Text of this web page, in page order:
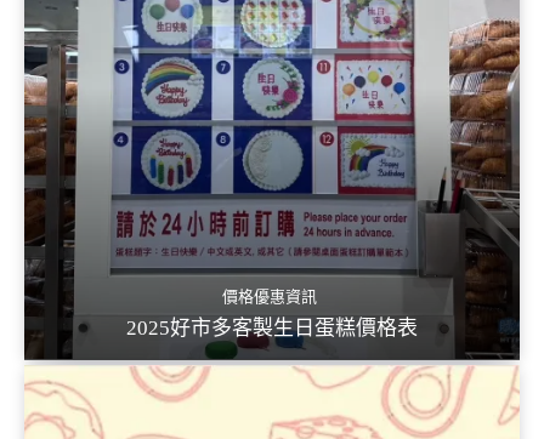
價格優惠資訊
2025好市多客製生日蛋糕價格表